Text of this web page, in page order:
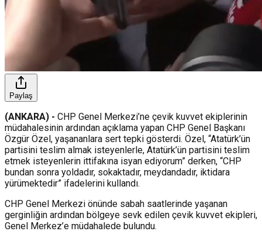
Paylaş
(ANKARA) - CHP Genel Merkezi’ne çevik kuvvet ekiplerinin
müdahalesinin ardından açıklama yapan CHP Genel Başkanı
Özgür Özel, yaşananlara sert tepki gösterdi. Özel, “Atatürk’ün
partisini teslim almak isteyenlerle, Atatürk’ün partisini teslim
etmek isteyenlerin ittifakına isyan ediyorum” derken, “CHP
bundan sonra yoldadır, sokaktadır, meydandadır, iktidara
yürümektedir” ifadelerini kullandı.
CHP Genel Merkezi önünde sabah saatlerinde yaşanan
gerginliğin ardından bölgeye sevk edilen çevik kuvvet ekipleri,
Genel Merkez’e müdahalede bulundu.